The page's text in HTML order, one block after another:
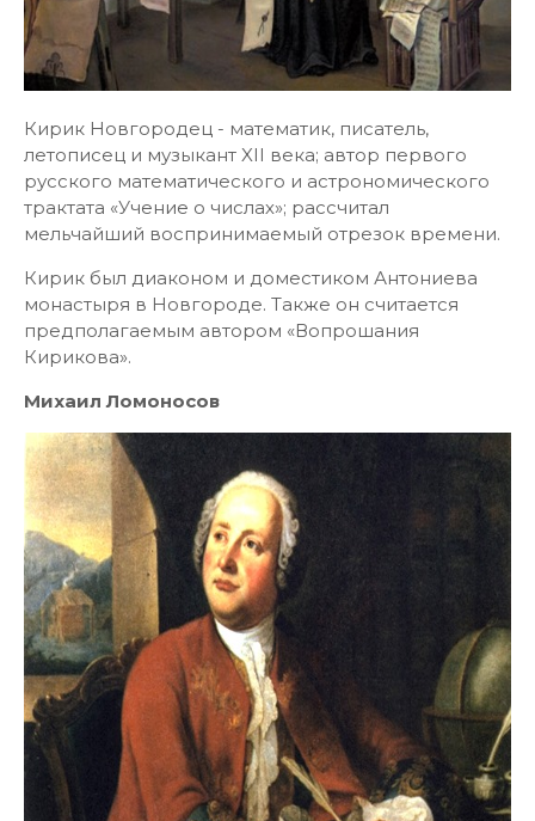
Кирик Новгородец - математик, писатель,
летописец и музыкант XII века; автор первого
русского математического и астрономического
трактата «Учение о числах»; рассчитал
мельчайший воспринимаемый отрезок времени.
Кирик был диаконом и доместиком Антониева
монастыря в Новгороде. Также он считается
предполагаемым автором «Вопрошания
Кирикова».
Михаил Ломоносов